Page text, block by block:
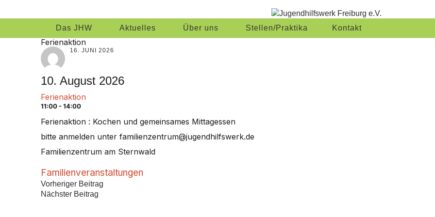
Jugendhilfswerk Freiburg
AUFWACHSEN BEGLEITEN – CHANCENGLEICHHEIT VERWIRKLICHEN
Das JHW Aktuelles Über uns Stellen/Praktika Kontakt
Ferienaktion
16. JUNI 2026
10. August 2026
Ferienaktion
11:00 - 14:00
Ferienaktion : Kochen und gemeinsames Mittagessen
bitte anmelden unter familienzentrum@jugendhilfswerk.de
Familienzentrum am Sternwald
Familienveranstaltungen
Vorheriger Beitrag
Nächster Beitrag